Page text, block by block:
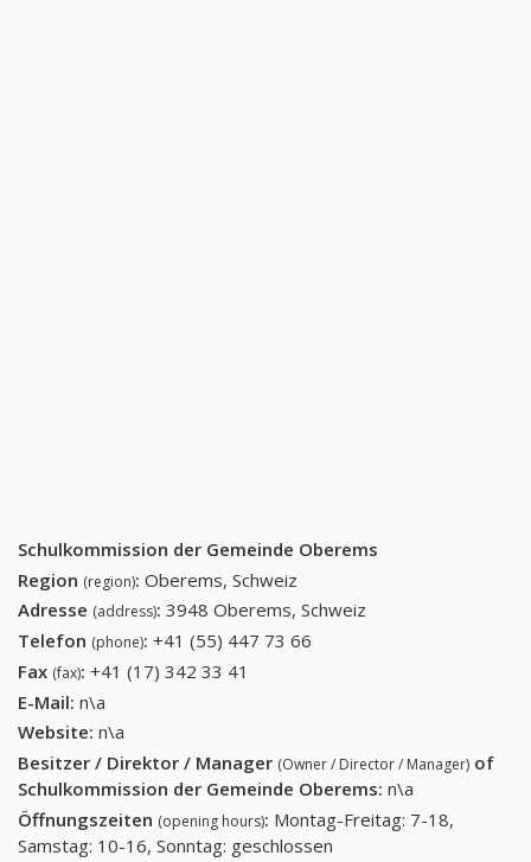
Schulkommission der Gemeinde Oberems
Region (region): Oberems, Schweiz
Adresse (address): 3948 Oberems, Schweiz
Telefon (phone): +41 (55) 447 73 66
Fax (fax): +41 (17) 342 33 41
E-Mail: n\a
Website: n\a
Besitzer / Direktor / Manager (Owner / Director / Manager) of
Schulkommission der Gemeinde Oberems: n\a
Öffnungszeiten (opening hours): Montag-Freitag: 7-18,
Samstag: 10-16, Sonntag: geschlossen